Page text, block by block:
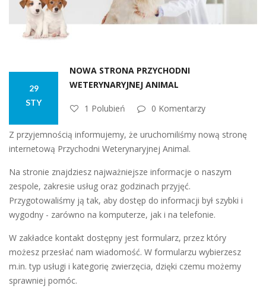
NOWA STRONA PRZYCHODNI
WETERYNARYJNEJ ANIMAL
29
STY
1 Polubień 0 Komentarzy
Z przyjemnością informujemy, że uruchomiliśmy nową stronę
internetową Przychodni Weterynaryjnej Animal.
Na stronie znajdziesz najważniejsze informacje o naszym
zespole, zakresie usług oraz godzinach przyjęć.
Przygotowaliśmy ją tak, aby dostęp do informacji był szybki i
wygodny - zarówno na komputerze, jak i na telefonie.
W zakładce kontakt dostępny jest formularz, przez który
możesz przesłać nam wiadomość. W formularzu wybierzesz
m.in. typ usługi i kategorię zwierzęcia, dzięki czemu możemy
sprawniej pomóc.